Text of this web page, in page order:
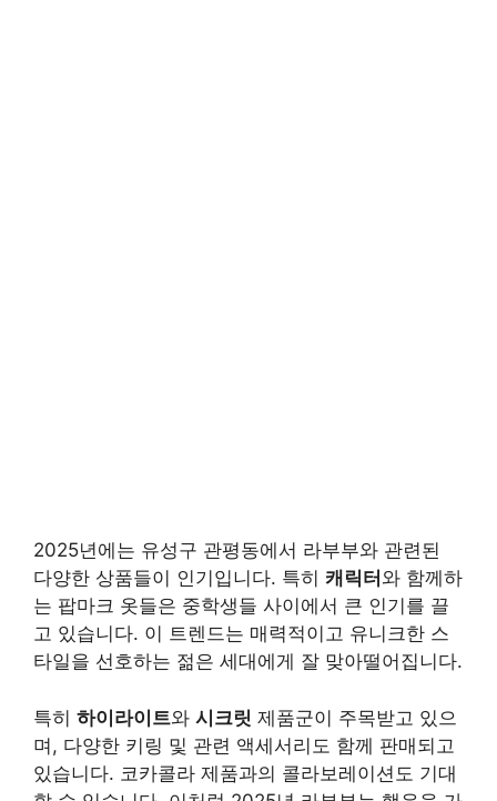
2025년에는 유성구 관평동에서 라부부와 관련된
다양한 상품들이 인기입니다. 특히 캐릭터 와 함께하
는 팝마크 옷들은 중학생들 사이에서 큰 인기를 끌
고 있습니다. 이 트렌드는 매력적이고 유니크한 스
타일을 선호하는 젊은 세대에게 잘 맞아떨어집니다.
특히 하이라이트와 시크릿 제품군이 주목받고 있으
며, 다양한 키링 및 관련 액세서리도 함께 판매되고
있습니다. 코카콜라 제품과의 콜라보레이션도 기대